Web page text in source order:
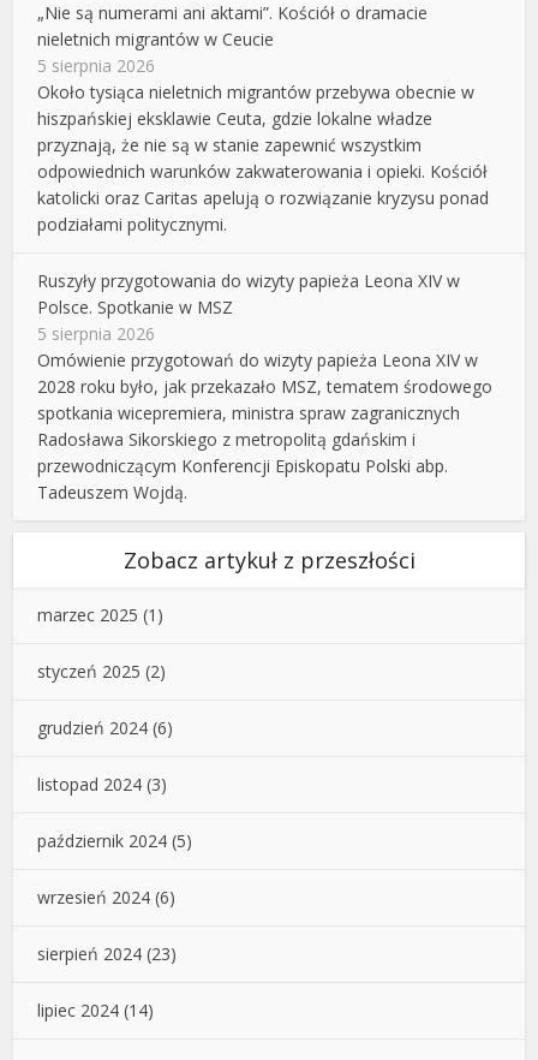
„Nie są numerami ani aktami”. Kościół o dramacie
nieletnich migrantów w Ceucie
5 sierpnia 2026
Około tysiąca nieletnich migrantów przebywa obecnie w
hiszpańskiej eksklawie Ceuta, gdzie lokalne władze
przyznają, że nie są w stanie zapewnić wszystkim
odpowiednich warunków zakwaterowania i opieki. Kościół
katolicki oraz Caritas apelują o rozwiązanie kryzysu ponad
podziałami politycznymi.
Ruszyły przygotowania do wizyty papieża Leona XIV w
Polsce. Spotkanie w MSZ
5 sierpnia 2026
Omówienie przygotowań do wizyty papieża Leona XIV w
2028 roku było, jak przekazało MSZ, tematem środowego
spotkania wicepremiera, ministra spraw zagranicznych
Radosława Sikorskiego z metropolitą gdańskim i
przewodniczącym Konferencji Episkopatu Polski abp.
Tadeuszem Wojdą.
Zobacz artykuł z przeszłości
marzec 2025 (1)
styczeń 2025 (2)
grudzień 2024 (6)
listopad 2024 (3)
październik 2024 (5)
wrzesień 2024 (6)
sierpień 2024 (23)
lipiec 2024 (14)